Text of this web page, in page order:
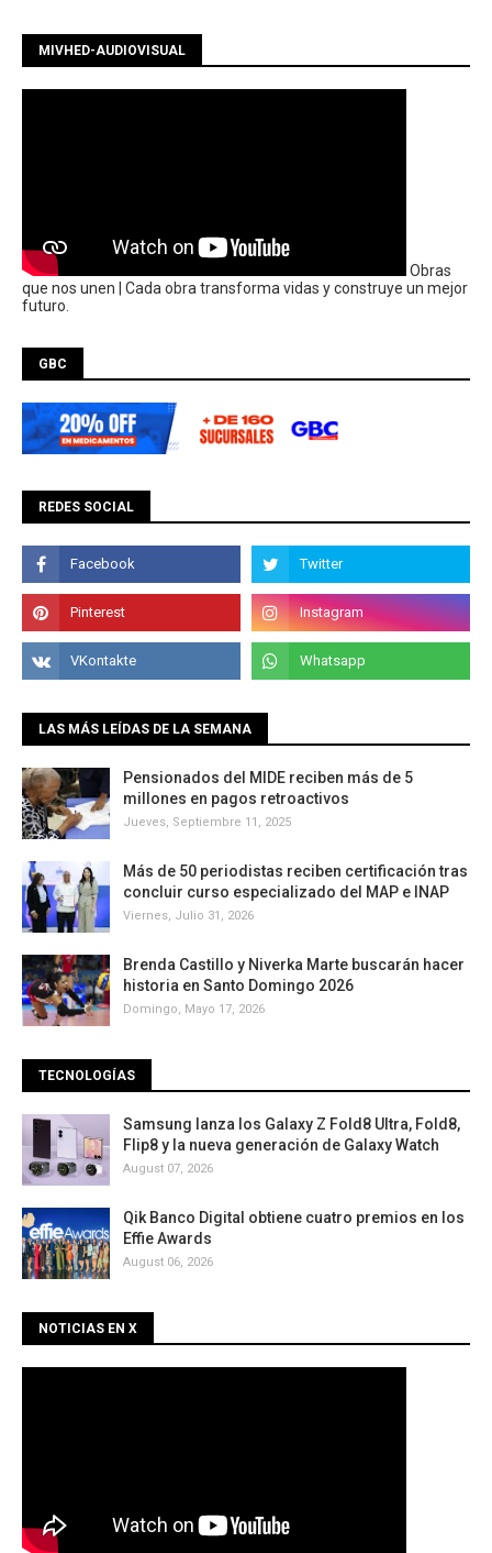
MIVHED-AUDIOVISUAL
Obras
que nos unen | Cada obra transforma vidas y construye un mejor
futuro.
GBC
REDES SOCIAL
LAS MÁS LEÍDAS DE LA SEMANA
Pensionados del MIDE reciben más de 5
millones en pagos retroactivos
Jueves, Septiembre 11, 2025
Más de 50 periodistas reciben certificación tras
concluir curso especializado del MAP e INAP
Viernes, Julio 31, 2026
Brenda Castillo y Niverka Marte buscarán hacer
historia en Santo Domingo 2026
Domingo, Mayo 17, 2026
TECNOLOGÍAS
Samsung lanza los Galaxy Z Fold8 Ultra, Fold8,
Flip8 y la nueva generación de Galaxy Watch
August 07, 2026
Qik Banco Digital obtiene cuatro premios en los
Effie Awards
August 06, 2026
NOTICIAS EN X